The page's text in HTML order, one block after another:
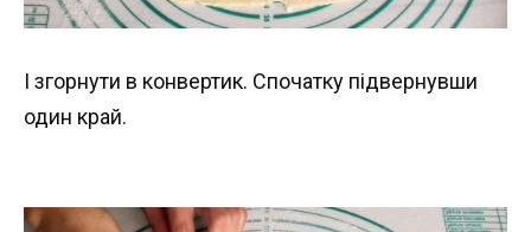
І згорнути в конвертик. Спочатку підвернувши
один край.